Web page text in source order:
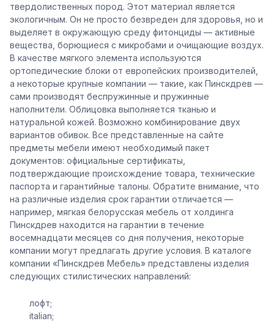
твердолиственных пород. Этот материал является
экологичным. Он не просто безвреден для здоровья, но и
выделяет в окружающую среду фитонциды — активные
вещества, борющиеся с микробами и очищающие воздух.
В качестве мягкого элемента используются
ортопедические блоки от европейских производителей,
а некоторые крупные компании — такие, как Пинскдрев —
сами производят беспружинные и пружинные
наполнители. Облицовка выполняется тканью и
натуральной кожей. Возможно комбинирование двух
вариантов обивок. Все представленные на сайте
предметы мебели имеют необходимый пакет
документов: официальные сертификаты,
подтверждающие происхождение товара, технические
паспорта и гарантийные талоны. Обратите внимание, что
на различные изделия срок гарантии отличается —
например, мягкая белорусская мебель от холдинга
Пинскдрев находится на гарантии в течение
восемнадцати месяцев со дня получения, некоторые
компании могут предлагать другие условия. В каталоге
компании «Пинскдрев Мебель» представлены изделия
следующих стилистических направлений:
лофт;
italian;